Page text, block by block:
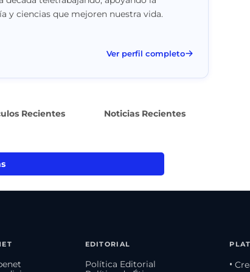
y ciencias que mejoren nuestra vida.
Ver perfil completo
Recientes Noticias Recientes
EDITORIAL
Política Editorial
•